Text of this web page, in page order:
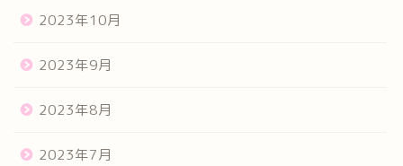
2023年10月
2023年9月
2023年8月
2023年7月